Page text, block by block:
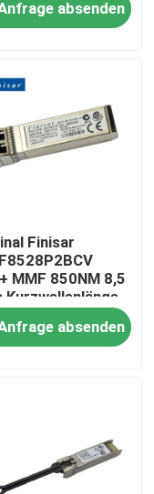
absenden
Finisar
MMF 850NM 8,5
Kurzwellenlänge
absenden